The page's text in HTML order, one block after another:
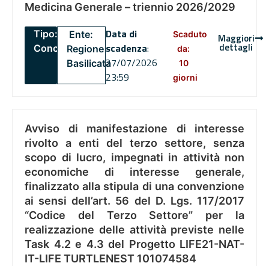
Medicina Generale – triennio 2026/2029
Tipo:
Concorsi
Ente:
Regione
Basilicata
Data di
scadenza:
27/07/2026
23:59
Scaduto
da:
10
giorni
Maggiori
dettagli
Avviso di manifestazione di interesse
rivolto a enti del terzo settore, senza
scopo di lucro, impegnati in attività non
economiche di interesse generale,
finalizzato alla stipula di una convenzione
ai sensi dell’art. 56 del D. Lgs. 117/2017
“Codice del Terzo Settore” per la
realizzazione delle attività previste nelle
Task 4.2 e 4.3 del Progetto LIFE21-NAT-
IT-LIFE TURTLENEST 101074584